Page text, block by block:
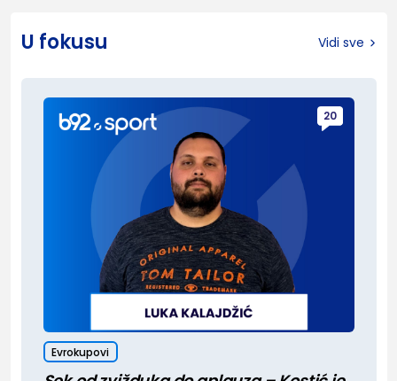
U fokusu Vidi sve
20
Evrokupovi